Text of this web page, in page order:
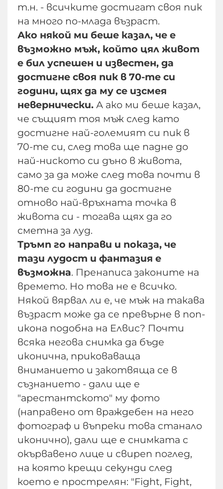
т.н. - всичките достигат своя пик
на много по-млада възраст.
Ако някой ми беше казал, че е
възможно мъж, който цял живот
е бил успешен и известен, да
достигне своя пик в 70-те си
години, щях да му се изсмея
невернически. А ако ми беше казал,
че същият тоя мъж след като
достигне най-големият си пик в
70-те си, след това ще падне до
най-ниското си дъно в живота,
само за да може след това почти в
80-те си години да достигне
отново най-връхната точка в
живота си - тогава щях да го
сметна за луд.
Тръмп го направи и показа, че
тази лудост и фантазия е
възможна. Пренаписа законите на
времето. Но това не е всичко.
Някой вярвал ли е, че мъж на такава
възраст може да се превърне в поп-
икона подобна на Елвис? Почти
всяка негова снимка да бъде
иконична, приковаваща
вниманието и закотвяща се в
съзнанието - дали ще е
"арестантското" му фото
(направено от враждебен на него
фотограф и въпреки това станало
иконично), дали ще е снимката с
окървавено лице и свиреп поглед,
на която крещи секунди след
което е прострелян: "Fight, Fight,